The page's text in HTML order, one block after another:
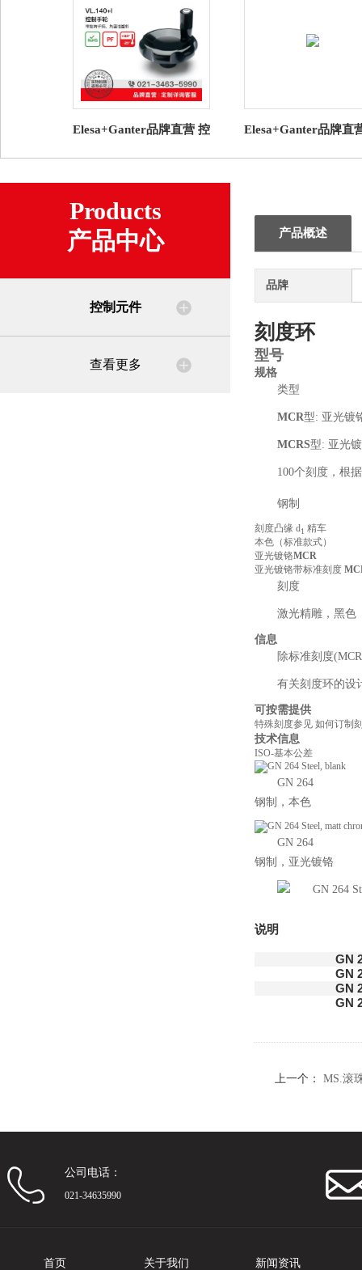
Elesa+Ganter品牌直营 控
轮 带旋转手柄
Elesa+Ganter品牌直
兰 用于控制旋钮
Products
产品中心
控制元件
查看更多
产品概述
品牌
刻度环
型号
规格
类型
MCR型: 亚光镀
MCRS型: 亚光
100个刻度，根
钢制
刻度凸缘 d1 精车
本色（标准款式）
亚光镀铬MCR
亚光镀铬带标准刻度
刻度
激光精雕，黑色
信息
除标准刻度
有关刻度环的设
可按需提供
特殊刻度参见 如何订制
技术信息
ISO-基本公差
GN 264
钢制，本色
GN 264
钢制，亚光镀铬
说明
GN
GN
GN
GN
上一个： MS.滚
公司电话：
021-34635990
首页 关于我们 新闻资讯